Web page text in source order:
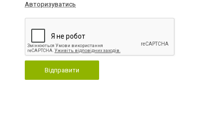
Авторизуватись
Відправити